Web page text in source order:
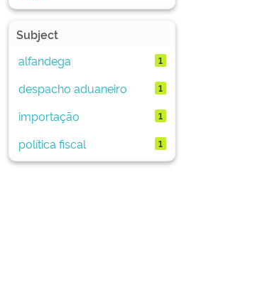
Subject
alfandega
1
despacho aduaneiro 1
importação 1
política fiscal 1